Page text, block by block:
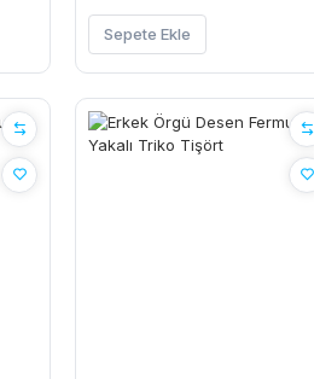
Sepete Ekle